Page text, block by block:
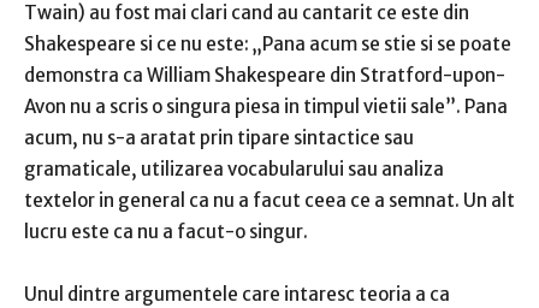
Twain) au fost mai clari cand au cantarit ce este din
Shakespeare si ce nu este: „Pana acum se stie si se poate
demonstra ca William Shakespeare din Stratford-upon-
Avon nu a scris o singura piesa in timpul vietii sale”. Pana
acum, nu s-a aratat prin tipare sintactice sau
gramaticale, utilizarea vocabularului sau analiza
textelor in general ca nu a facut ceea ce a semnat. Un alt
lucru este ca nu a facut-o singur.
Unul dintre argumentele care intaresc teoria a ca